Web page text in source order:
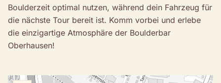
Boulderzeit optimal nutzen, während dein Fahrzeug für
die nächste Tour bereit ist. Komm vorbei und erlebe
die einzigartige Atmosphäre der Boulderbar
Oberhausen!